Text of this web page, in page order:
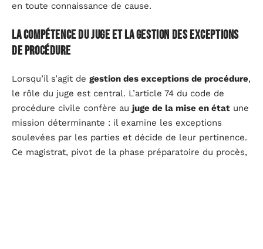
en toute connaissance de cause.
La compétence du juge et la gestion des exceptions
de procédure
Lorsqu’il s’agit de gestion des exceptions de procédure,
le rôle du juge est central. L’article 74 du code de
procédure civile confère au juge de la mise en état une
mission déterminante : il examine les exceptions
soulevées par les parties et décide de leur pertinence.
Ce magistrat, pivot de la phase préparatoire du procès,